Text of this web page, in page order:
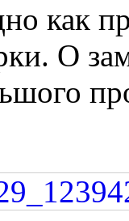
как
О